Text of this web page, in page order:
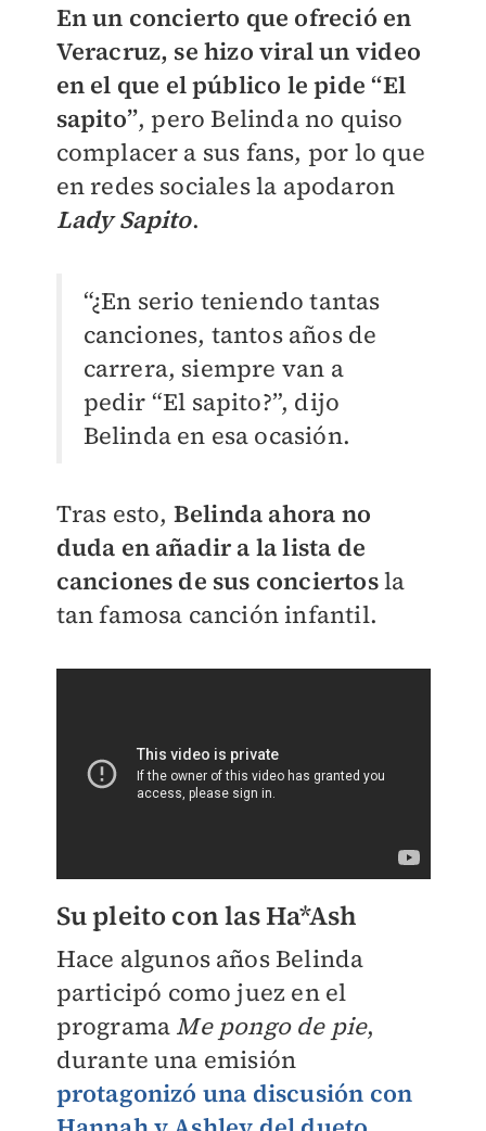
En un concierto que ofreció en
Veracruz, se hizo viral un video
en el que el público le pide “El
sapito”, pero Belinda no quiso
complacer a sus fans, por lo que
en redes sociales la apodaron
Lady Sapito.
“¿En serio teniendo tantas
canciones, tantos años de
carrera, siempre van a
pedir “El sapito?”, dijo
Belinda en esa ocasión.
Tras esto, Belinda ahora no
duda en añadir a la lista de
canciones de sus conciertosla
tan famosa canción infantil.
Su pleito con las Ha*Ash
Hace algunos años Belinda
participó como juez en el
programa Me pongo de pie,
durante una emisión
protagonizó una discusión con